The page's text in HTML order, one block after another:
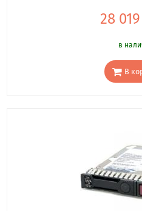
28
в
В